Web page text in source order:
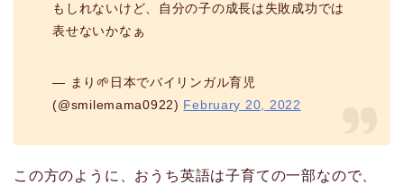
もしれないけど、自分の子の成長は失敗成功では
表せないかなぁ
— まり🌱日本でバイリンガル育児
(@smilemama0922) February 20, 2022
この方のように、おうち英語は子育ての一部なので、